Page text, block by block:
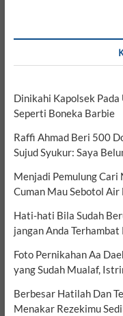
Dinikahi Kapolsek
Seperti Boneka Barbie
Raffi Ahmad Beri 500
Sujud Syukur: Saya
Menjadi Pemulung Cari
Cuman Mau Sebotol
Hati-hati Bila Sudah
jangan Anda
Foto Pernikahan Aa
yang Sudah Mualaf,
Berbesar Hatilah Dan
Menakar Rezekimu